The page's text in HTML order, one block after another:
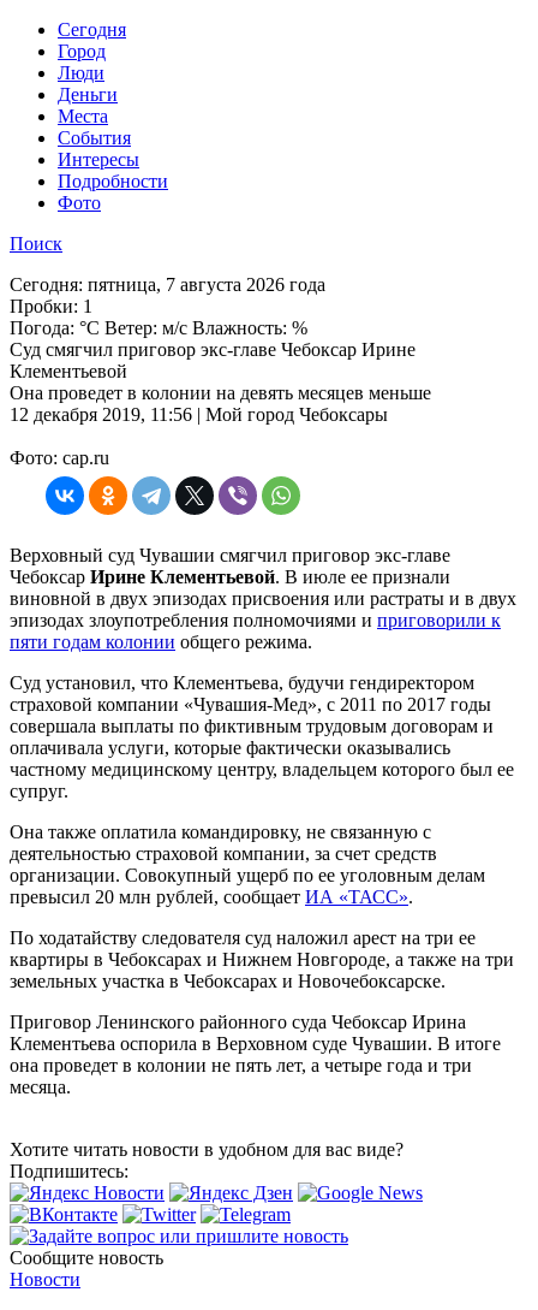
Cегодня
Город
Люди
Деньги
Места
События
Интересы
Подробности
Фото
Поиск
Сегодня: пятница, 7 августа 2026 года
Пробки: 1
Погода: °C Ветер: м/с Влажность: %
Суд смягчил приговор экс-главе Чебоксар Ирине
Клементьевой
Она проведет в колонии на девять месяцев меньше
12 декабря 2019, 11:56 | Мой город Чебоксары
Фото: cap.ru
Верховный суд Чувашии смягчил приговор экс-главе
Чебоксар Ирине Клементьевой. В июле ее признали
виновной в двух эпизодах присвоения или растраты и в двух
эпизодах злоупотребления полномочиями и приговорили к
пяти годам колонии общего режима.
Суд установил, что Клементьева, будучи гендиректором
страховой компании «Чувашия-Мед», с 2011 по 2017 годы
совершала выплаты по фиктивным трудовым договорам и
оплачивала услуги, которые фактически оказывались
частному медицинскому центру, владельцем которого был ее
супруг.
Она также оплатила командировку, не связанную с
деятельностью страховой компании, за счет средств
организации. Совокупный ущерб по ее уголовным делам
превысил 20 млн рублей, сообщает ИА «ТАСС».
По ходатайству следователя суд наложил арест на три ее
квартиры в Чебоксарах и Нижнем Новгороде, а также на три
земельных участка в Чебоксарах и Новочебоксарске.
Приговор Ленинского районного суда Чебоксар Ирина
Клементьева оспорила в Верховном суде Чувашии. В итоге
она проведет в колонии не пять лет, а четыре года и три
месяца.
Хотите читать новости в удобном для вас виде?
Подпишитесь:
Сообщите новость
Новости